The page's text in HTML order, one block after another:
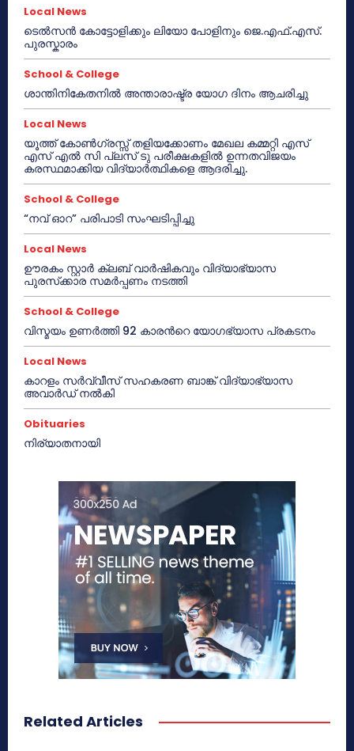
Local News
ടെൽസൻ കോട്ടോളിക്കും ലിയോ പോളിനും ജെ.എഫ്.എസ്.
പുരസ്കാരം
School & College
ശാന്തിനികേതനിൽ അന്താരാഷ്ട്ര യോഗ ദിനം ആചരിച്ചു
Local News
യൂത്ത് കോൺഗ്രസ്സ് തളിയക്കോണം മേഖല കമ്മറ്റി എസ്
എസ് എൽ സി പ്ലസ് ടു പരീക്ഷകളിൽ ഉന്നതവിജയം
കരസ്ഥമാക്കിയ വിദ്യാർത്ഥികളെ ആദരിച്ചു.
School & College
“നവ് ഓറ” പരിപാടി സംഘടിപ്പിച്ചു
Local News
ഊരകം സ്റ്റാർ ക്ലബ് വാർഷികവും വിദ്യാഭ്യാസ
പുരസ്‌ക്കാര സമർപ്പണം നടത്തി
School & College
വിസ്മയം ഉണർത്തി 92 കാരൻറെ യോഗഭ്യാസ പ്രകടനം
Local News
കാറളം സർവ്വീസ് സഹകരണ ബാങ്ക് വിദ്യാഭ്യാസ
അവാർഡ് നൽകി
Obituaries
നിര്യാതനായി
Related Articles